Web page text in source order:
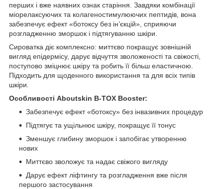
перших і вже наявних ознак старіння. Завдяки комбінації
міорелаксуючих та колагеностимулюючих пептидів, вона
забезпечує ефект «ботоксу без ін’єкцій», сприяючи
розгладженню зморшок і підтягуванню шкіри.
Сироватка діє комплексно: миттєво покращує зовнішній
вигляд епідермісу, дарує відчуття зволоженості та свіжості,
поступово зміцнює шкіру та робить її більш еластичною.
Підходить для щоденного використання та для всіх типів
шкіри.
Особливості Aboutskin B-TOX Booster:
Забезпечує ефект «ботоксу» без інвазивних процедур
Підтягує та ущільнює шкіру, покращує її тонус
Зменшує глибину зморшок і запобігає утворенню
нових
Миттєво зволожує та надає свіжого вигляду
Дарує ефект ліфтингу та розгладження вже після
першого застосування